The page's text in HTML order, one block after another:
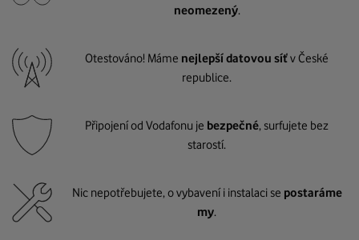
neomezený.
Otestováno! Máme nejlepší datovou síťv České
republice.
Připojení od Vodafonu je bezpečné, surfujete bez
starostí.
Nic nepotřebujete, o vybavení i instalaci se postaráme
my.